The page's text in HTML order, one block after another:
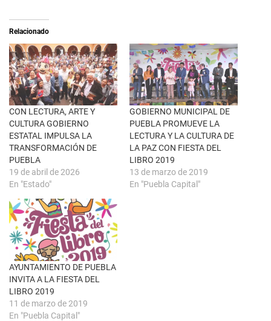
e
b
r
e
e
n
u
n
a
v
e
n
t
a
n
a
n
u
v
a
)
e
n
F
a
c
e
b
o
o
k
(
S
e
a
b
e
e
n
a
v
e
n
t
a
n
a
n
u
e
a
)
Relacionado
CON LECTURA, ARTE Y
CULTURA GOBIERNO
ESTATAL IMPULSA LA
TRANSFORMACIÓN DE
PUEBLA
19 de abril de 2026
En "Estado"
GOBIERNO MUNICIPAL DE
PUEBLA PROMUEVE LA
LECTURA Y LA CULTURA DE
LA PAZ CON FIESTA DEL
LIBRO 2019
13 de marzo de 2019
En "Puebla Capital"
AYUNTAMIENTO DE PUEBLA
INVITA A LA FIESTA DEL
LIBRO 2019
11 de marzo de 2019
En "Puebla Capital"